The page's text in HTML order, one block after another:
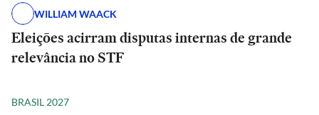
WILLIAM WAACK
Eleições acirram disputas internas de grande
relevância no STF
BRASIL 2027